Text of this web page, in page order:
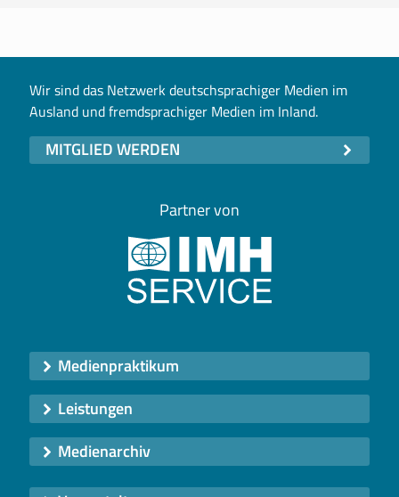
Wir sind das Netzwerk deutschsprachiger Medien im
Ausland und fremdsprachiger Medien im Inland.
MITGLIED WERDEN
Partner von
Medienpraktikum
Leistungen
Medienarchiv